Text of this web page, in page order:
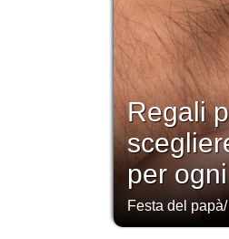
Regali
per
Festa del papà/